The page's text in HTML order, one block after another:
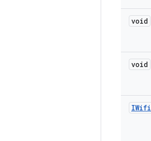
void
void
IWifi